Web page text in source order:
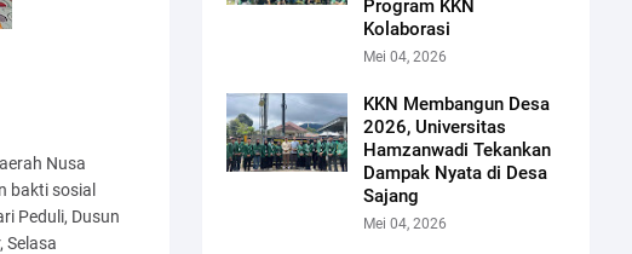
Nusa
bakti sosial
Peduli, Dusun
Selasa
Program KKN
Kolaborasi
Mei 04, 2026
KKN Membangun Desa
2026, Universitas
Hamzanwadi Tekankan
Dampak Nyata di Desa
Sajang
Mei 04, 2026